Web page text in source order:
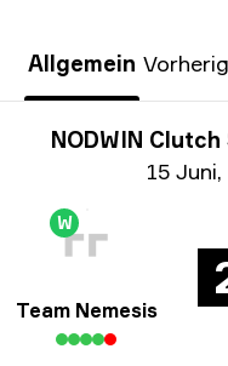
Allgemein
Turnier-Informationen
NODWIN
15 Juni,
W
Team Nemesis